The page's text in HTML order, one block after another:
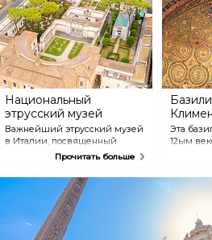
Национальный
этрусский музей
Важнейший этрусский музей
в Италии, посвященный
этому мистическому народу.
саркофаг влюбленной пары.
Само здание ранее служило
загородной резиденцией
Папы Юлия третьего.
Прочитать больше
Эта
12ым
собой